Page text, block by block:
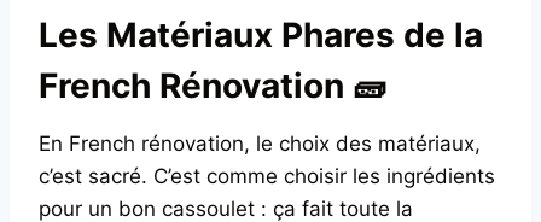
Les Matériaux Phares de la
French Rénovation 🧱
En French rénovation, le choix des matériaux,
c’est sacré. C’est comme choisir les ingrédients
pour un bon cassoulet : ça fait toute la